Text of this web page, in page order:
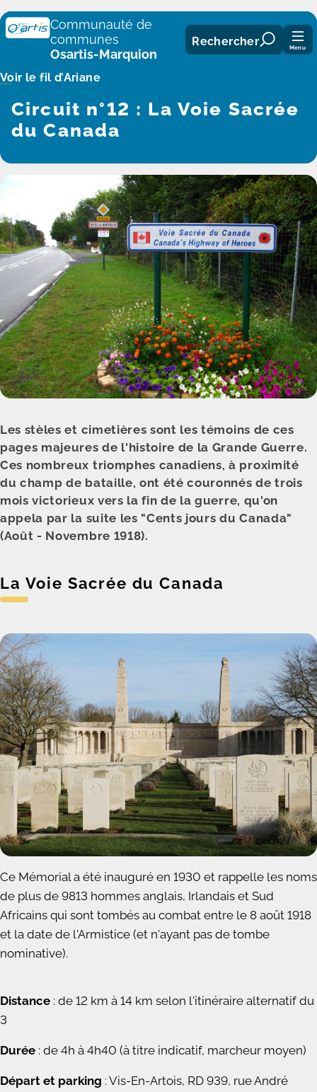
Panneau de gestion des cookies
Communauté de
communes
Osartis-Marquion
Rechercher Menu
Voir le fil d’Ariane
Circuit n°12 : La Voie Sacrée
du Canada
Les stèles et cimetières sont les témoins de ces
pages majeures de l'histoire de la Grande Guerre.
Ces nombreux triomphes canadiens, à proximité
du champ de bataille, ont été couronnés de trois
mois victorieux vers la fin de la guerre, qu'on
appela par la suite les "Cents jours du Canada"
(Août - Novembre 1918).
La Voie Sacrée du Canada
Ce Mémorial a été inauguré en 1930 et rappelle les noms
de plus de 9813 hommes anglais, Irlandais et Sud
Africains qui sont tombés au combat entre le 8 août 1918
et la date de l'Armistice (et n'ayant pas de tombe
nominative).
Distance : de 12 km à 14 km selon l'itinéraire alternatif du
3
Durée : de 4h à 4h40 (à titre indicatif, marcheur moyen)
Départ et parking : Vis-En-Artois, RD 939, rue André